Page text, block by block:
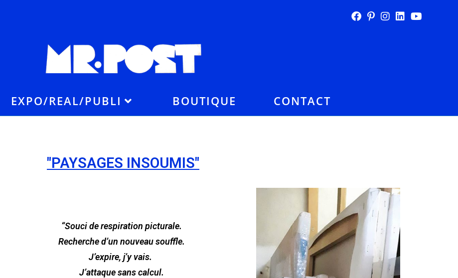
EXPO/REAL/PUBLI BOUTIQUE CONTACT
"PAYSAGES INSOUMIS"
“Souci de respiration picturale.
Recherche d’un nouveau souffle.
J’expire, j’y vais.
J’attaque sans calcul.